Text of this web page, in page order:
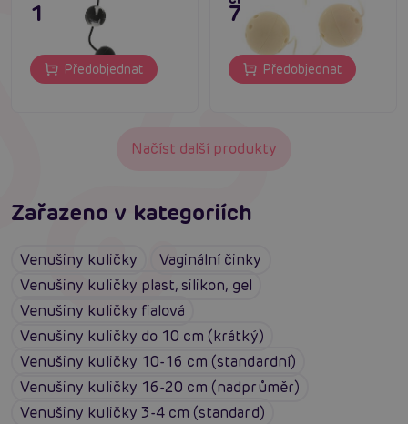
195 Kč
Předobjednat
75 Kč
Předobjednat
Načíst další produkty
Zařazeno v kategoriích
Venušiny kuličky
Vaginální činky
Venušiny kuličky plast, silikon, gel
Venušiny kuličky fialová
Venušiny kuličky do 10 cm (krátký)
Venušiny kuličky 10-16 cm (standardní)
Venušiny kuličky 16-20 cm (nadprůměr)
Venušiny kuličky 3-4 cm (standard)